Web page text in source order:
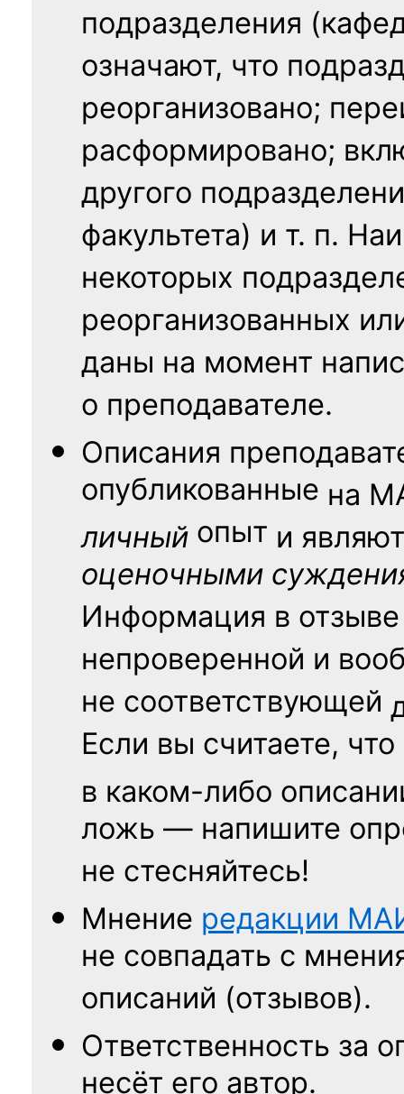
подразделения
означают, что
реорганизовано;
расформировано;
другого
факультета) и т. п.
некоторых
реорганизованных
даны на момент
о преподавателе.
Описания
опубликованные на
личный опыт и
оценочными
Информация в
непроверенной и
не соответствующей
Если вы считаете, что
в каком-либо
ложь — напишите
не стесняйтесь!
Мнение редакции
не совпадать с
описаний (отзывов).
Ответственность за
несёт его автор.